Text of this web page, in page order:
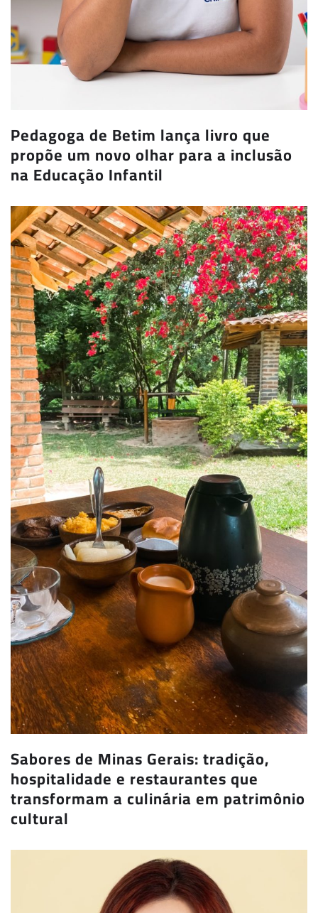
Pedagoga de Betim lança livro que
propõe um novo olhar para a inclusão
na Educação Infantil
Sabores de Minas Gerais: tradição,
hospitalidade e restaurantes que
transformam a culinária em patrimônio
cultural